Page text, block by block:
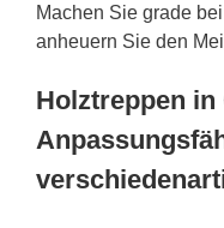
Machen Sie grade
anheuern Sie den
Holztreppen